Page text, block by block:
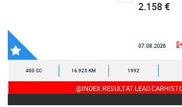
2.158 €
07.08.2026
400 CC 16.923 KM 1992